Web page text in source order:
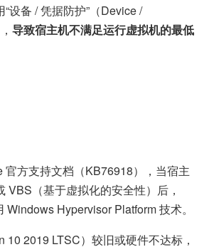
设备 / 凭据防护”（Device /
导致宿主机不满足运行虚拟机的最低
官方支持文档（KB76918），当宿主
VBS（基于虚拟化的安全性）后，
Hypervisor Platform 技术。
10 2019 LTSC）较旧或硬件不达标，